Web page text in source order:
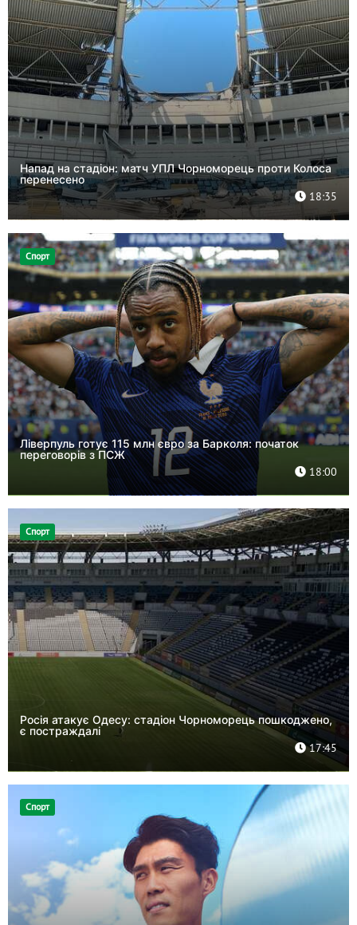
Напад на стадіон: матч УПЛ Чорноморець проти Колоса
перенесено
18:35
Спорт
Ліверпуль готує 115 млн євро за Барколя: початок
переговорів з ПСЖ
18:00
Спорт
Росія атакує Одесу: стадіон Чорноморець пошкоджено,
є постраждалі
17:45
Спорт